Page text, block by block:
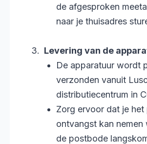
de afgesproken
naar je thuisadres
Levering van de
De apparatuur wordt
verzonden vanuit
distributiecentrum in
Zorg ervoor dat je het
ontvangst kan nemen
de postbode